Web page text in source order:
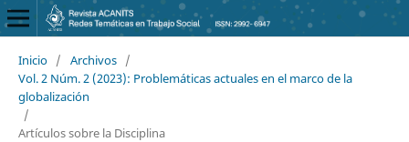
Inicio / Archivos /
Vol. 2 Núm. 2 (2023): Problemáticas actuales en el marco de la
globalización
/
Artículos sobre la Disciplina